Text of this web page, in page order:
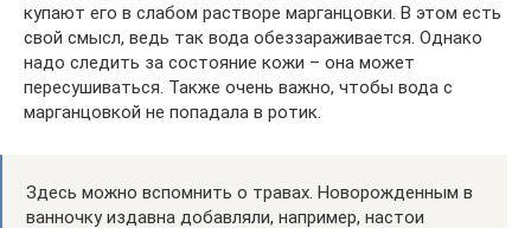
купают его в слабом растворе марганцовки. В этом есть
свой смысл, ведь так вода обеззараживается. Однако
надо следить за состояние кожи – она может
пересушиваться. Также очень важно, чтобы вода с
марганцовкой не попадала в ротик.
Здесь можно вспомнить о травах. Новорожденным в
ванночку издавна добавляли, например, настои